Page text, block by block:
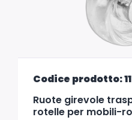
Codice prodotto:
Ruote girevole
rotelle per mobili-